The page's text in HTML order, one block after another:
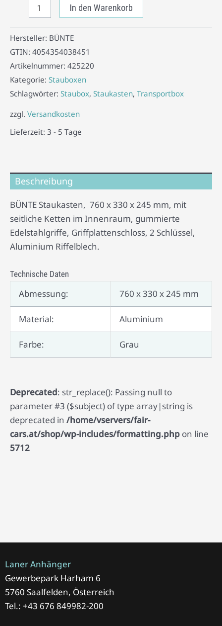
In den Warenkorb
Hersteller: BÜNTE
GTIN: 4054354038451
Artikelnummer: 425220
Kategorie: Stauboxen
Schlagwörter: Staubox, Staukasten, Transportbox
zzgl. Versandkosten
Lieferzeit: 3 - 5 Tage
Beschreibung
BÜNTE Staukasten, 760 x 330 x 245 mm, mit
seitliche Ketten im Innenraum, gummierte
Edelstahlgriffe, Griffplattenschloss, 2 Schlüssel,
Aluminium Riffelblech.
Technische Daten
Abmessung: 760 x 330 x 245 mm
Material: Aluminium
Farbe: Grau
Deprecated: str_replace(): Passing null to
parameter #3 ($subject) of type array|string is
deprecated in /home/vservers/fair-
cars.at/shop/wp-includes/formatting.php on line
5712
Laner Anhänger
Gewerbepark Harham 6
5760 Saalfelden, Österreich
Tel.: +43 676 849982-200